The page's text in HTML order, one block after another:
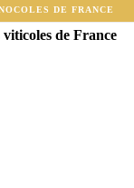
DE FRANCE
de France